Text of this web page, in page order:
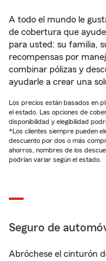
A todo el mundo le
de cobertura que
para usted: su familia,
recompensas por
combinar pólizas y
ayudarle a crear una
Los precios están basados en
el estado. Las opciones de
disponibilidad y elegibilidad
*Los clientes siempre pueden
descuento por dos o más
ahorros, nombres de los
podrían variar según el estado.
Seguro de
Abróchese el cinturón